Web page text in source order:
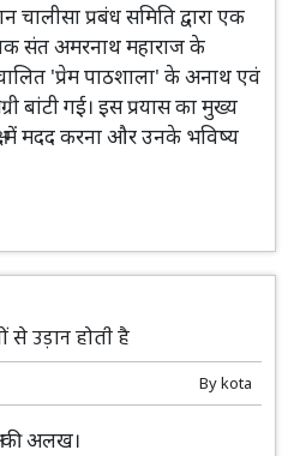
चालीसा प्रबंध समिति द्वारा एक
संत अमरनाथ महाराज के
'प्रेम पाठशाला' के अनाथ एवं
बांटी गई। इस प्रयास का मुख्य
में मदद करना और उनके भविष्य
उड़ान होती है
Bykota
की अलख।